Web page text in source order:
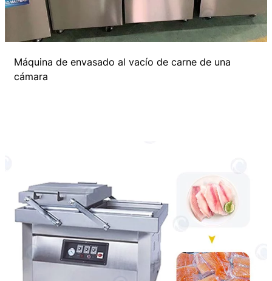
Máquina de envasado al vacío de carne de una
cámara